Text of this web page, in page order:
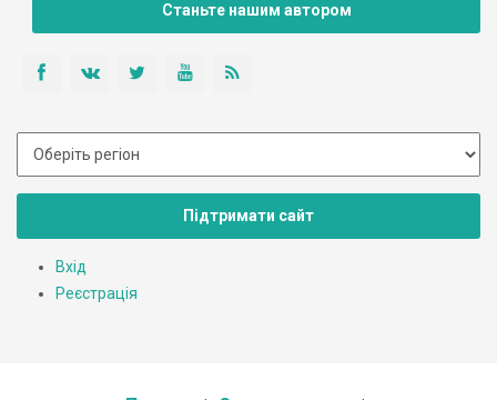
Станьте нашим автором
Підтримати сайт
Вхід
Реєстрація